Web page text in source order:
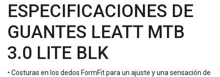
ESPECIFICACIONES DE
GUANTES LEATT MTB
3.0 LITE BLK
• Costuras en los dedos FormFit para un ajuste y una sensación de